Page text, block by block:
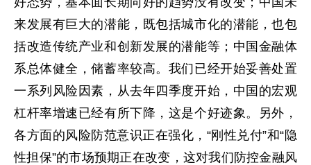
来发展有巨大的潜能，既包括城市化的潜能，也包
括改造传统产业和创新发展的潜能等；中国金融体
系总体健全，储蓄率较高。我们已经开始妥善处置
一系列风险因素，从去年四季度开始，中国的宏观
杠杆率增速已经有所下降，这是个好迹象。另外，
各方面的风险防范意识正在强化，“刚性兑付”和“隐
性担保”的市场预期正在改变，这对我们防控金融风